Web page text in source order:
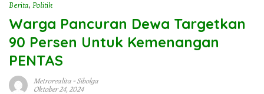
Berita, Politik
Warga Pancuran Dewa Targetkan
90 Persen Untuk Kemenangan
PENTAS
Metrorealita -Sibolga
Oktober 24, 2024